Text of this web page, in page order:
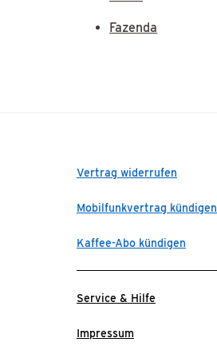
Fazenda
Vertrag widerrufen
Mobilfunkvertrag kündigen
Kaffee-Abo kündigen
Service & Hilfe
Impressum